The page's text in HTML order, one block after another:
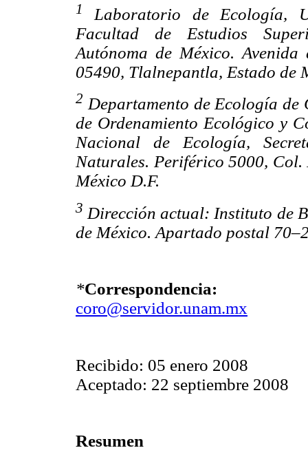
1
Laboratorio de Ecología,
Facultad de Estudios
Autónoma de México.
05490, Tlalnepantla, Estado de
2 Departamento de Ecología
de Ordenamiento Ecológico y
Nacional de Ecología,
Naturales. Periférico 5000,
México D.F.
3 Dirección actual: Instituto de
de México. Apartado postal
*Correspondencia:
coro@servidor.unam.mx
Recibido: 05 enero 2008
Aceptado: 22 septiembre 2008
Resumen